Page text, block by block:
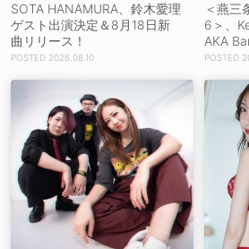
SOTA HANAMURA、鈴木愛理
ゲスト出演決定＆8月18日新
曲リリース！
2026.08.10
＜燕三
6＞、
AKA
発表！